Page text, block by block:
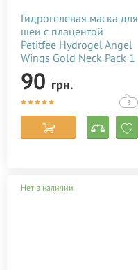
Гидрогелевая маска для
шеи с плацентой
Petitfee Hydrogel Angel
Wings Gold Neck Pack 1
х 10 г
90 грн.
3
Нет в наличии